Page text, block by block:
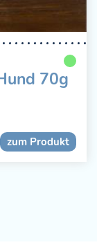
70g
zum Produkt